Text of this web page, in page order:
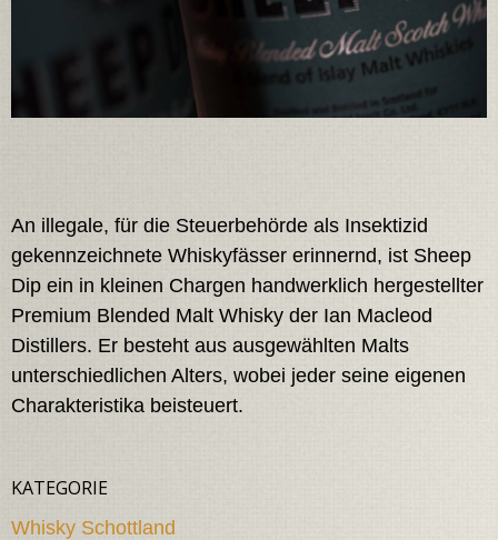
An illegale, für die Steuerbehörde als Insektizid
gekennzeichnete Whiskyfässer erinnernd, ist Sheep
Dip ein in kleinen Chargen handwerklich hergestellter
Premium Blended Malt Whisky der Ian Macleod
Distillers. Er besteht aus ausgewählten Malts
unterschiedlichen Alters, wobei jeder seine eigenen
Charakteristika beisteuert.
KATEGORIE
Whisky Schottland